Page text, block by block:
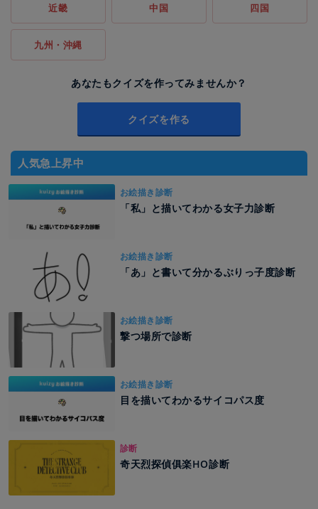
近畿 中国 四国
九州・沖縄
あなたもクイズを作ってみませんか？
クイズを作る
人気急上昇中
お絵描き診断
「私」と描いてわかる女子力診断
お絵描き診断
「あ」と書いて分かるぶりっ子度診断
お絵描き診断
撃つ場所で診断
お絵描き診断
目を描いてわかるサイコパス度
診断
奇天烈探偵俱楽HO診断